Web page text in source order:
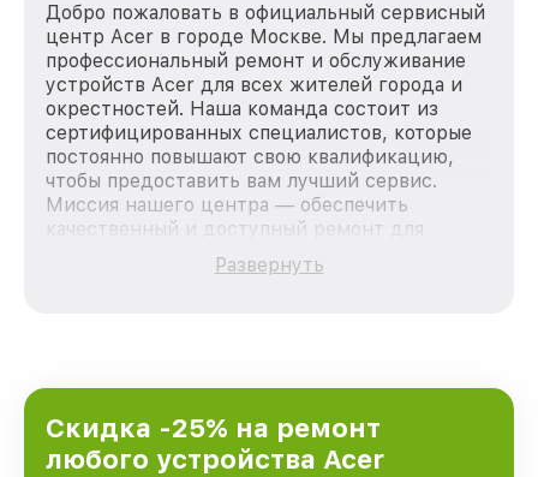
Добро пожаловать в официальный сервисный
центр Acer в городе Москве. Мы предлагаем
профессиональный ремонт и обслуживание
устройств Acer для всех жителей города и
окрестностей. Наша команда состоит из
сертифицированных специалистов, которые
постоянно повышают свою квалификацию,
чтобы предоставить вам лучший сервис.
Миссия нашего центра — обеспечить
качественный и доступный ремонт для
каждого пользователя продукции Acer, вне
зависимости от сложности поломки. Мы
и лояльности наших клиентов.
Развернуть
Скидка -25% на ремонт
любого устройства Acer